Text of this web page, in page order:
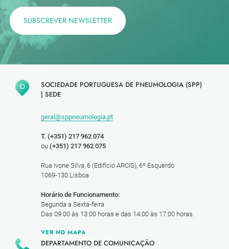
SUBSCREVER NEWSLETTER
SOCIEDADE PORTUGUESA DE PNEUMOLOGIA (SPP)
| SEDE
geral@sppneumologia.pt
T. (+351) 217 962 074
ou (+351) 217 962 075
Rua Ivone Silva, 6 (Edifício ARCIS), 6º Esquerdo
1069-130 Lisboa
Horário de Funcionamento:
Segunda a Sexta-feira
Das 09:00 às 13:00 horas e das 14:00 às 17:00 horas.
VER NO MAPA
DEPARTAMENTO DE COMUNICAÇÃO